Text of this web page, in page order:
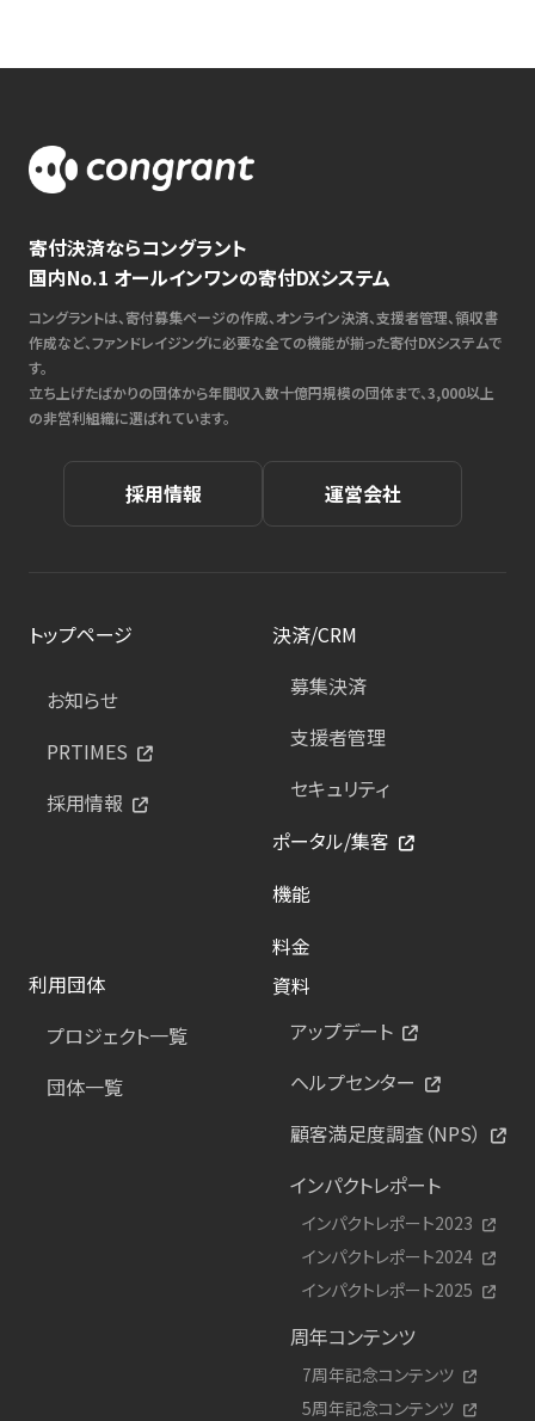
寄付決済ならコングラント
国内No.1 オールインワンの寄付DXシステム
コングラントは、寄付募集ページの作成、オンライン決済、支援者管理、領収書
作成など、ファンドレイジングに必要な全ての機能が揃った寄付DXシステムで
す。
立ち上げたばかりの団体から年間収入数十億円規模の団体まで、3,000以上
の非営利組織に選ばれています。
採用情報 運営会社
トップページ
お知らせ
PRTIMES
採用情報
決済/CRM
募集決済
支援者管理
セキュリティ
ポータル/集客
機能
料金
利用団体
プロジェクト一覧
団体一覧
資料
アップデート
ヘルプセンター
顧客満足度調査（NPS）
インパクトレポート
インパクトレポート2023
インパクトレポート2024
インパクトレポート2025
周年コンテンツ
7周年記念コンテンツ
5周年記念コンテンツ